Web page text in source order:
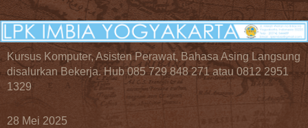
Kursus Komputer, Asisten Perawat, Bahasa Asing Langsung
disalurkan Bekerja. Hub 085 729 848 271 atau 0812 2951
1329
28 Mei 2025